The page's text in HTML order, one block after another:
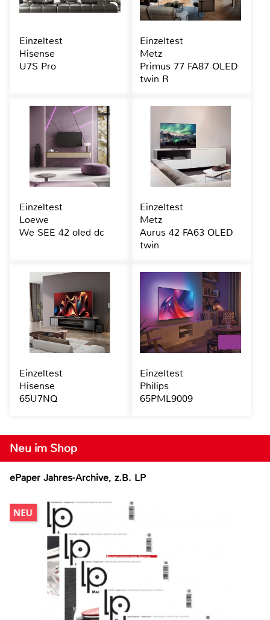
Neu im Shop
ePaper Jahres-Archive, z.B. LP
Einzeltest
Hisense
U7S Pro
Einzeltest
Metz
Primus 77 FA87 OLED
twin R
Einzeltest
Loewe
We SEE 42 oled dc
Einzeltest
Metz
Aurus 42 FA63 OLED
twin
Einzeltest
Hisense
65U7NQ
Einzeltest
Philips
65PML9009